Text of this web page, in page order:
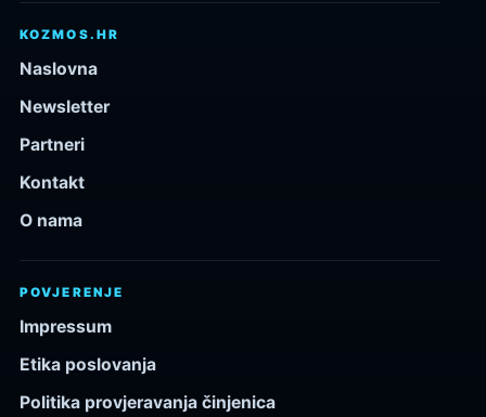
KOZMOS.HR
Naslovna
Newsletter
Partneri
Kontakt
O nama
POVJERENJE
Impressum
Etika poslovanja
Politika provjeravanja činjenica